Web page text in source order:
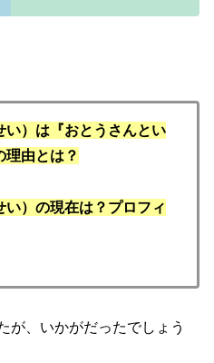
い）は『おとうさんとい
理由とは？
い）の現在は？プロフィ
が、いかがだったでしょう